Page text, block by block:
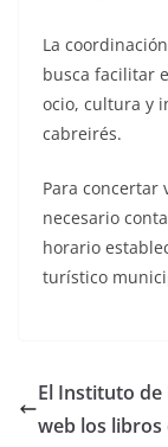
La
busca facilitar
ocio, cultura y
cabreirés.
Para concertar
necesario
horario
turístico
El Instituto de
web los libros